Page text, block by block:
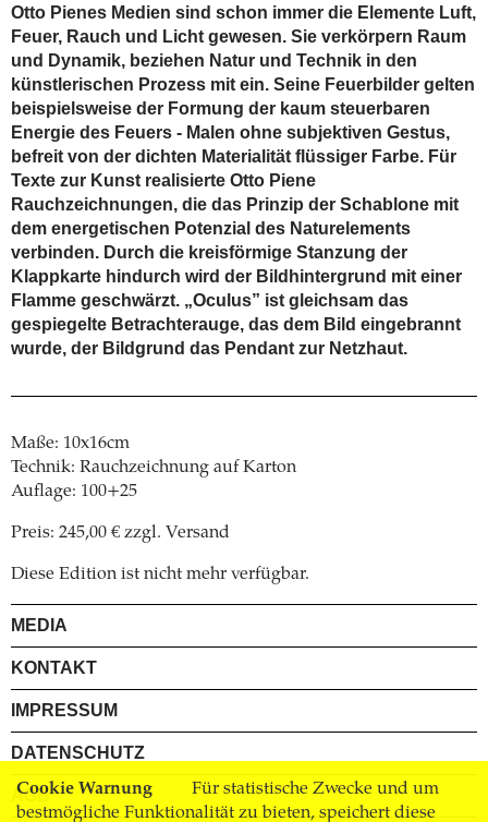
Cookie Warnung
Für statistische Zwecke und um
bestmögliche Funktionalität zu bieten, speichert diese
Otto Pienes Medien sind schon immer die Elemente Luft,
Feuer, Rauch und Licht gewesen. Sie verkörpern Raum
und Dynamik, beziehen Natur und Technik in den
künstlerischen Prozess mit ein. Seine Feuerbilder gelten
beispielsweise der Formung der kaum steuerbaren
Energie des Feuers - Malen ohne subjektiven Gestus,
befreit von der dichten Materialität flüssiger Farbe. Für
Texte zur Kunst realisierte Otto Piene
Rauchzeichnungen, die das Prinzip der Schablone mit
dem energetischen Potenzial des Naturelements
verbinden. Durch die kreisförmige Stanzung der
Klappkarte hindurch wird der Bildhintergrund mit einer
Flamme geschwärzt. „Oculus” ist gleichsam das
gespiegelte Betrachterauge, das dem Bild eingebrannt
wurde, der Bildgrund das Pendant zur Netzhaut.
Maße: 10x16cm
Technik: Rauchzeichnung auf Karton
Auflage: 100+25
Preis: 245,00 € zzgl. Versand
Diese Edition ist nicht mehr verfügbar.
MEDIA
KONTAKT
IMPRESSUM
DATENSCHUTZ
AGB